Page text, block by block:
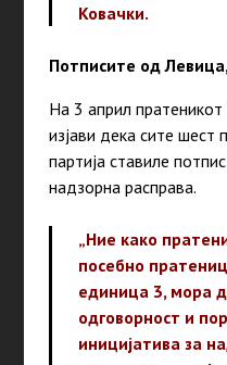
Ковачки.
Потписите од
На 3 април
изјави дека сите шест
партија ставиле
надзорна расправа.
„Ние како
посебно
единица 3, мора
одговорност и
иницијатива за